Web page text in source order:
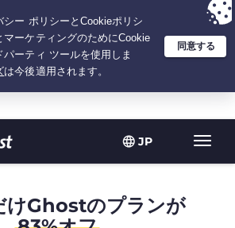
JP
ト
グ
年間 $ 2.19 /月の 大特価
けGhostのプランが